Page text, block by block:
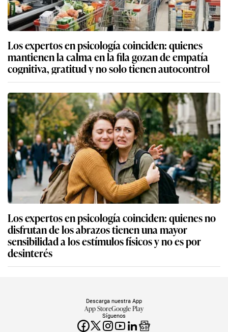
Los expertos en psicología coinciden: quienes
mantienen la calma en la fila gozan de empatía
cognitiva, gratitud y no solo tienen autocontrol
Los expertos en psicología coinciden: quienes no
disfrutan de los abrazos tienen una mayor
sensibilidad a los estímulos físicos y no es por
desinterés
Síguenos
Descarga nuestra App
App StoreGoogle Play